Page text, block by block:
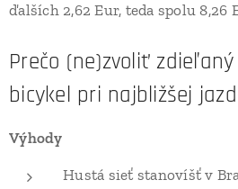
ďalších 2,62 Eur, teda spolu 8,26
Prečo (ne)zvoliť
bicykel pri najbližšej
Výhody
Hustá sieť stanovíšť v